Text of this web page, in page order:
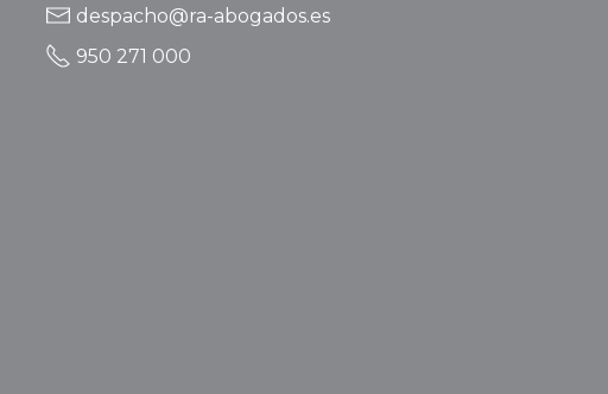
despacho@ra-abogados.es
950 271 000